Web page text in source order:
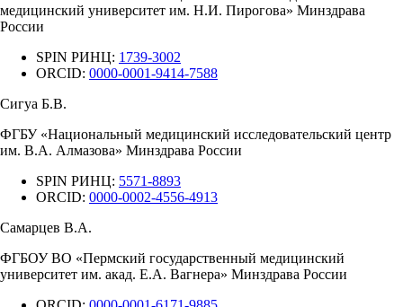
медицинский университет им. Н.И. Пирогова» Минздрава
России
SPIN РИНЦ: 1739-3002
ORCID: 0000-0001-9414-7588
Сигуа Б.В.
ФГБУ «Национальный медицинский исследовательский центр
им. В.А. Алмазова» Минздрава России
SPIN РИНЦ: 5571-8893
ORCID: 0000-0002-4556-4913
Самарцев В.А.
ФГБОУ ВО «Пермский государственный медицинский
университет им. акад. Е.А. Вагнера» Минздрава России